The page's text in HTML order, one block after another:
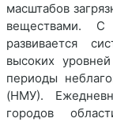
масштабов
веществами.
развивается
высоких
периоды
(HMУ).
городов